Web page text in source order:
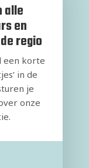
alle
en
regio
een korte
in de
je
onze